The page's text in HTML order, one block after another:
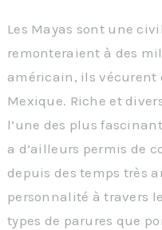
Les Mayas sont une
remonteraient à des
américain, ils vécurent
Mexique. Riche et
l’une des plus
a d’ailleurs permis de
depuis des temps très
personnalité à travers
types de parures que